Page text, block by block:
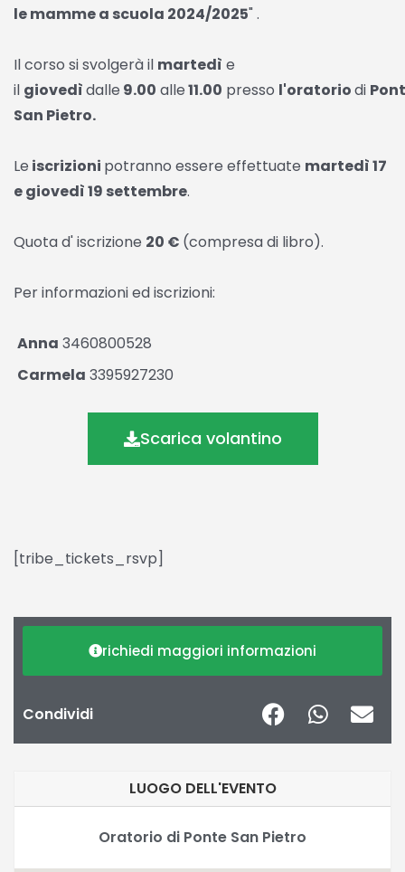
le mamme a scuola 2024/2025" .
Il corso si svolgerà il martedì e
il giovedìdalle 9.00 alle11.00 presso l'oratoriodi
San Pietro.
Le iscrizioni potranno essere effettuate martedì 17
e giovedì 19 settembre.
Quota d' iscrizione 20 € (compresa di libro).
Per informazioni ed iscrizioni:
Anna 3460800528
Carmela 3395927230
Scarica volantino
[tribe_tickets_rsvp]
richiedi maggiori informazioni
Condividi
LUOGO DELL'EVENTO
Oratorio di Ponte San Pietro